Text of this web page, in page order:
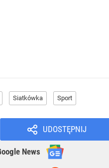
Siatkówka Sport
UDOSTĘPNIJ
News